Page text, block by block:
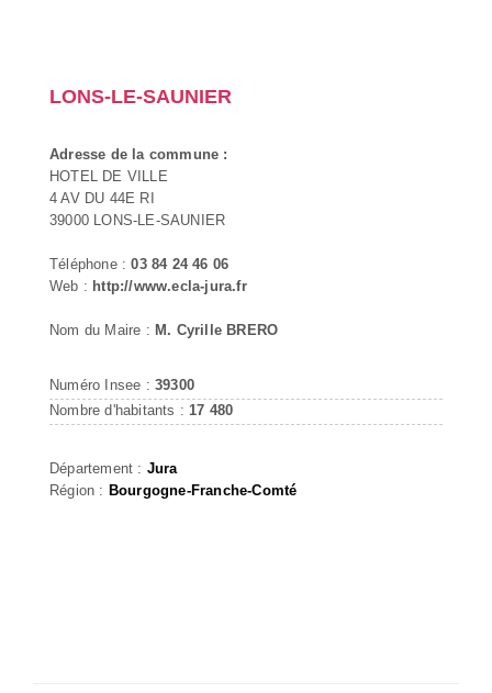
LONS-LE-SAUNIER
Adresse de la commune :
HOTEL DE VILLE
4 AV DU 44E RI
39000 LONS-LE-SAUNIER
Téléphone :03 84 24 46 06
Web : http://www.ecla-jura.fr
Nom du Maire : M. Cyrille BRERO
Numéro Insee : 39300
Nombre d'habitants : 17 480
Département : Jura
Région : Bourgogne-Franche-Comté